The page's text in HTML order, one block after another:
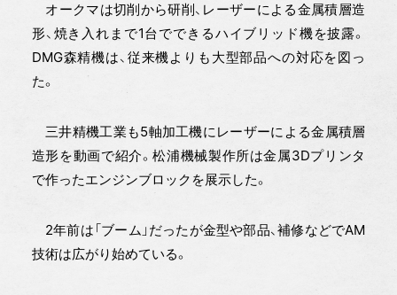
オークマは切削から研削、レーザーによる金属積層造
形、焼き入れまで1台でできるハイブリッド機を披露。
DMG森精機は、従来機よりも大型部品への対応を図っ
た。
三井精機工業も5軸加工機にレーザーによる金属積層
造形を動画で紹介。松浦機械製作所は金属3Dプリンタ
で作ったエンジンブロックを展示した。
2年前は「ブーム」だったが金型や部品、補修などでAM
技術は広がり始めている。